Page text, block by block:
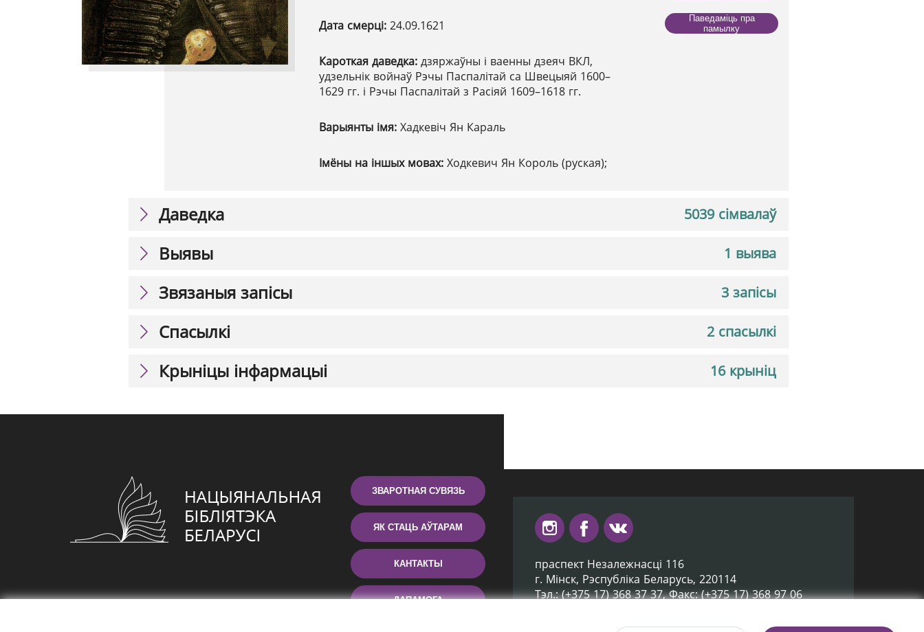
Дата смерці: 24.09.1621
Кароткая даведка: дзяржаўны і ваенны дзеяч ВКЛ,
удзельнік войнаў Рэчы Паспалітай са Швецыяй 1600–
1629 гг. і Рэчы Паспалітай з Расіяй 1609–1618 гг.
Варыянты імя: Хадкевіч Ян Караль
Імёны на іншых мовах: Ходкевич Ян Король (руская);
Паведаміць пра
памылку
5039 сімвалаў
Даведка
1 выява
Выявы
3 запісы
Звязаныя запісы
2 спасылкі
Спасылкі
16 крыніц
Крыніцы інфармацыі
ЗВАРОТНАЯ СУВЯЗЬ
ЯК СТАЦЬ АЎТАРАМ
КАНТАКТЫ
ДАПАМОГА
праспект Незалежнасці 116
г. Мiнск, Рэспубліка Беларусь, 220114
Тэл.: (+375 17) 368 37 37, Факс: (+375 17) 368 97 06